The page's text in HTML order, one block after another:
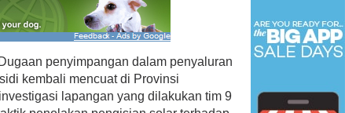
Dugaan penyimpangan dalam penyaluran
kembali mencuat di Provinsi
lapangan yang dilakukan tim 9
Duet
Yasin
19, 2018
Ini Dia Hubungan Partai Garuda
dengan Gerindra
Di Berita, Politik